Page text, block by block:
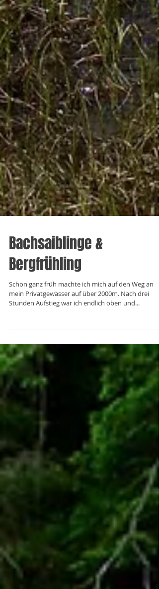
Bachsaiblinge &
Bergfrühling
mein Privatgewässer auf über 2000m. Nach drei
Stunden Aufstieg war ich endlich oben und...